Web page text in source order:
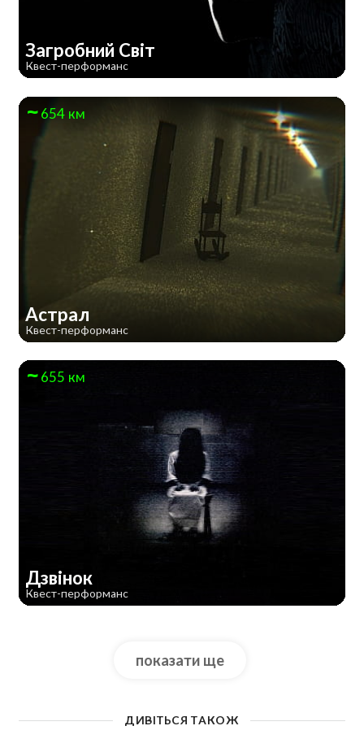
Загробний Світ
Квест-перформанс
654 км
Астрал
Квест-перформанс
655 км
Дзвінок
Квест-перформанс
показати ще
ДИВІТЬСЯ ТАКОЖ